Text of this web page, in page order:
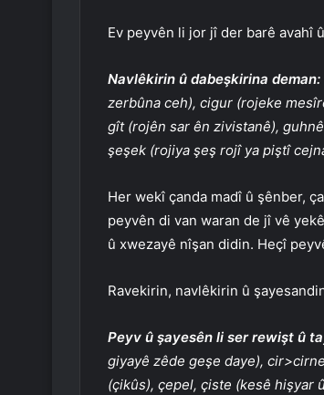
Ev peyvên li jor jî der barê avahî
Navlêkirin û dabeşkirina deman:
zerbûna ceh), cigur (rojeke
gît (rojên sar ên zivistanê),
şeşek (rojiya şeş rojî ya piştî
Her wekî çanda madî û şênber,
peyvên di van waran de jî vê
û xwezayê nîşan didin. Heçî
Ravekirin, navlêkirin û
Peyv û şayesên li ser rewişt û
giyayê zêde geşe daye),
(çikûs), çepel, çiste (kesê hişyar